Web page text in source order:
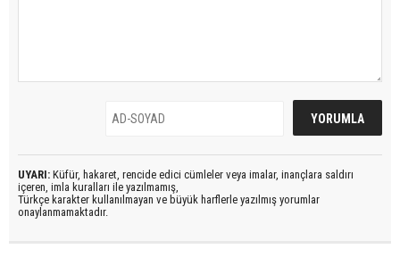
UYARI: Küfür, hakaret, rencide edici cümleler veya imalar, inançlara saldırı
içeren, imla kuralları ile yazılmamış,
Türkçe karakter kullanılmayan ve büyük harflerle yazılmış yorumlar
onaylanmamaktadır.